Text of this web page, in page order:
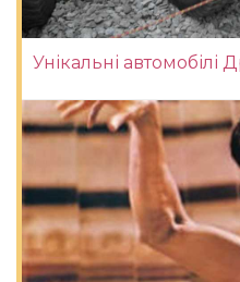
Унікальні автомобілі